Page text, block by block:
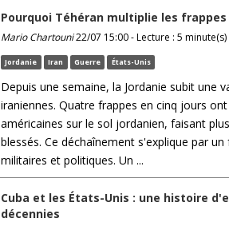
Pourquoi Téhéran multiplie les
Mario Chartouni22/07 15:00 - Lecture : 5 minute(s)
Jordanie Iran Guerre États-Unis
Depuis une semaine, la Jordanie subit une
iraniennes. Quatre frappes en cinq jours
américaines sur le sol jordanien, faisant
blessés. Ce déchaînement s'explique par
militaires et politiques. Un ...
Cuba et les États-Unis : une histoire
décennies